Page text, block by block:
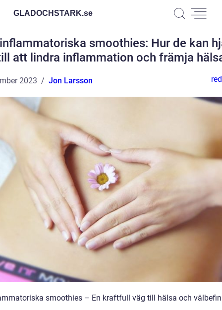
GLADOCHSTARK.se
smoothies: Hur de kan
att lindra inflammation och främja
2023 Jon Larsson
smoothies – En kraftfull väg till hälsa och